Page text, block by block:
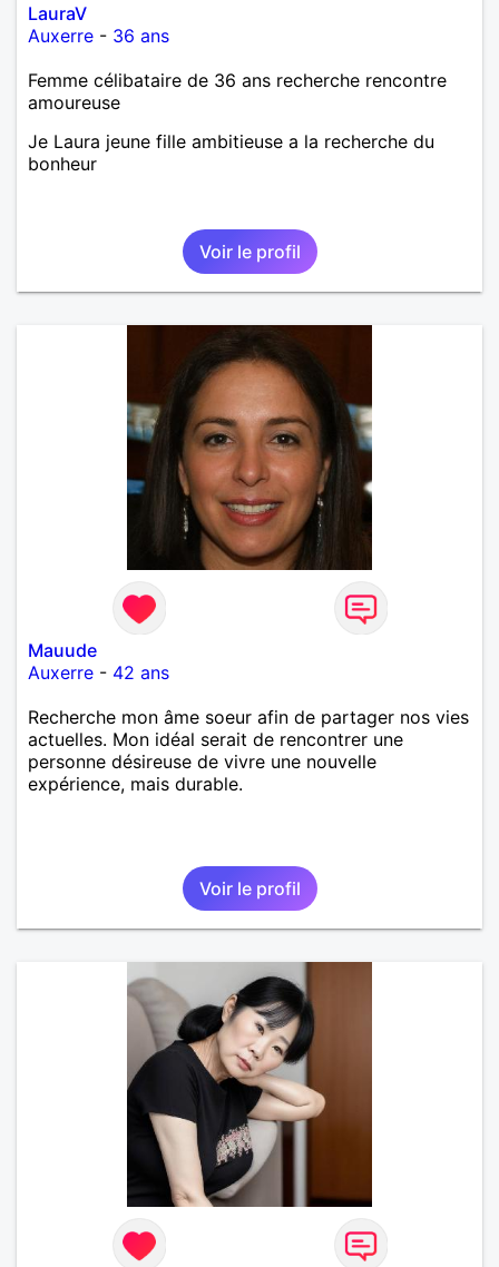
LauraV
Auxerre - 36 ans
Femme célibataire de 36 ans recherche rencontre
amoureuse
Je Laura jeune fille ambitieuse a la recherche du
bonheur
Voir le profil
Mauude
Auxerre - 42 ans
Recherche mon âme soeur afin de partager nos vies
actuelles. Mon idéal serait de rencontrer une
personne désireuse de vivre une nouvelle
expérience, mais durable.
Voir le profil